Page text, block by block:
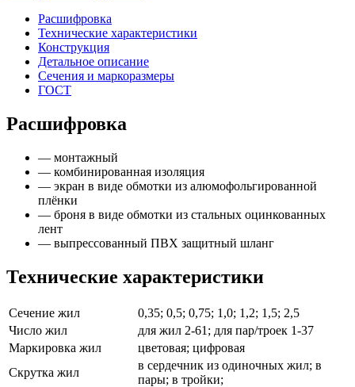
Расшифровка
Технические характеристики
Конструкция
Детальное описание
Сечения и маркоразмеры
ГОСТ
Расшифровка
— монтажный
— комбинированная изоляция
— экран в виде обмотки из алюмофольгированной
плёнки
— броня в виде обмотки из стальных оцинкованных
лент
— выпрессованный ПВХ защитный шланг
Технические характеристики
Сечение жил
0,35; 0,5; 0,75; 1,0; 1,2; 1,5; 2,5
Число жил
для жил 2-61; для пар/троек 1-37
Маркировка жил
цветовая; цифровая
Скрутка жил
в сердечник из одиночных жил; в
пары; в тройки;